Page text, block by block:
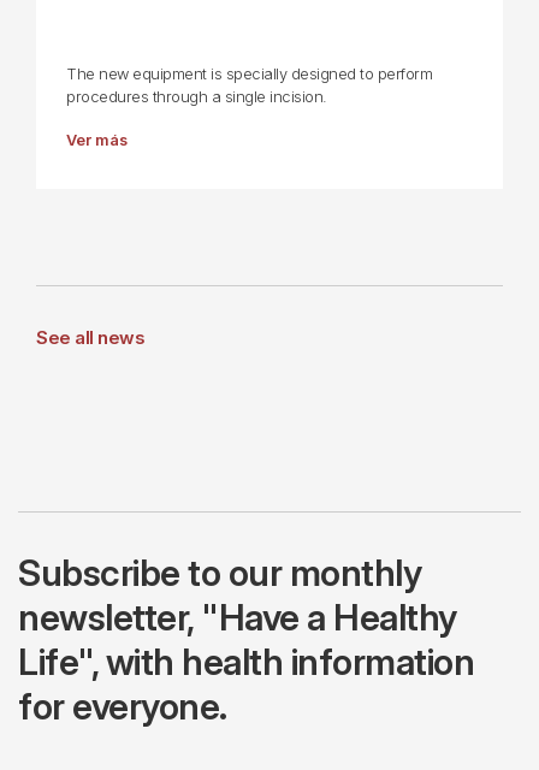
The new equipment is specially designed to perform
procedures through a single incision.
Ver más
See all news
Subscribe to our monthly
newsletter, "Have a Healthy
Life", with health information
for everyone.